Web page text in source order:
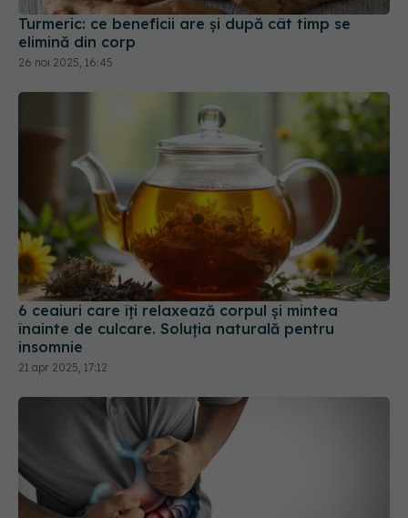
Turmeric: ce beneficii are și după cât timp se
elimină din corp
26 noi 2025, 16:45
6 ceaiuri care îți relaxează corpul și mintea
înainte de culcare. Soluția naturală pentru
insomnie
21 apr 2025, 17:12